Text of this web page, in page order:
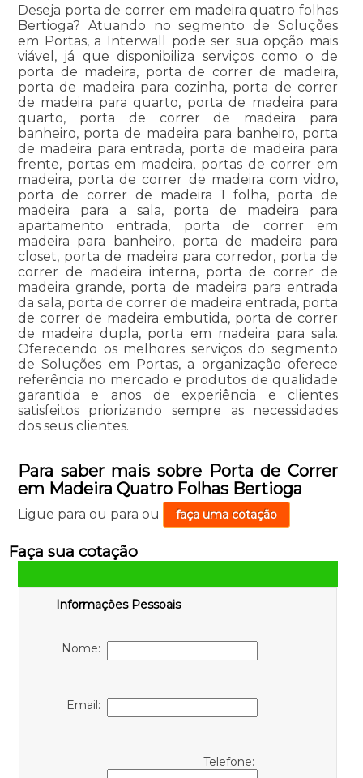
Deseja porta de correr em madeira quatro folhas
Bertioga? Atuando no segmento de Soluções
em Portas, a Interwall pode ser sua opção mais
viável, já que disponibiliza serviços como o de
porta de madeira, porta de correr de madeira,
porta de madeira para cozinha, porta de correr
de madeira para quarto, porta de madeira para
quarto, porta de correr de madeira para
banheiro, porta de madeira para banheiro, porta
de madeira para entrada, porta de madeira para
frente, portas em madeira, portas de correr em
madeira, porta de correr de madeira com vidro,
porta de correr de madeira 1 folha, porta de
madeira para a sala, porta de madeira para
apartamento entrada, porta de correr em
madeira para banheiro, porta de madeira para
closet, porta de madeira para corredor, porta de
correr de madeira interna, porta de correr de
madeira grande, porta de madeira para entrada
da sala, porta de correr de madeira entrada, porta
de correr de madeira embutida, porta de correr
de madeira dupla, porta em madeira para sala.
Oferecendo os melhores serviços do segmento
de Soluções em Portas, a organização oferece
referência no mercado e produtos de qualidade
garantida e anos de experiência e clientes
satisfeitos priorizando sempre as necessidades
dos seus clientes.
Para saber mais sobre Porta de Correr
em Madeira Quatro Folhas Bertioga
Ligue para ou para ou faça uma cotação
Faça sua cotação
Informações Pessoais
Nome:
Email:
Telefone: